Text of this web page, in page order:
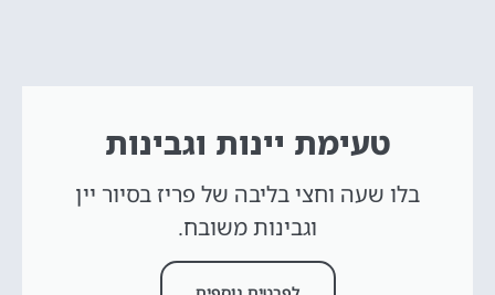
טעימת יינות וגבינות
בלו שעה וחצי בליבה של פריז בסיור יין
וגבינות משובח.